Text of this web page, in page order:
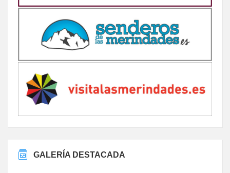
GALERÍA DESTACADA